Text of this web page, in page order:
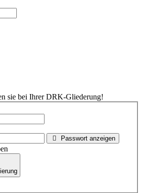
sie bei Ihrer DRK-Gliederung!
Passwort anzeigen